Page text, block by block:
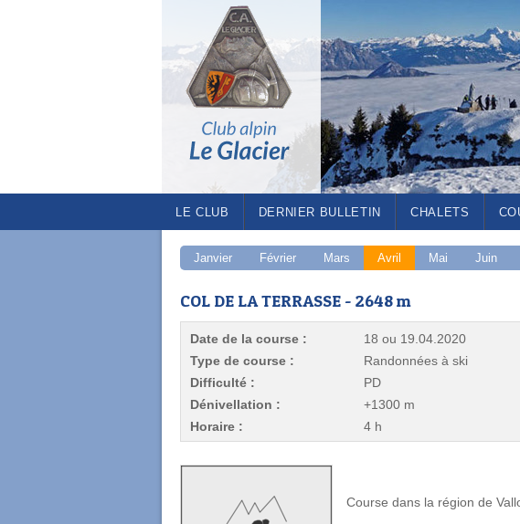
LE CLUB DERNIER BULLETIN CHALETS
Janvier Février Mars Avril Mai Juin
COL DE LA TERRASSE - 2648 m
Date de la course :
18 ou 19.04.2020
Type de course :
Randonnées à ski
Difficulté :
PD
Dénivellation :
+1300 m
Horaire :
4 h
Course dans la région de